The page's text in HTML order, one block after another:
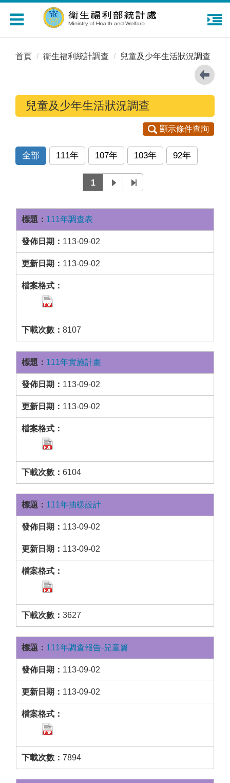
Toggle
navigation
首頁 衛生福利統計調查 兒童及少年生活狀況調查
兒童及少年生活狀況調查
顯示條件查詢
全部 111年 107年 103年 92年
1
111年調查表
113-09-02
113-09-02
8107
111年實施計畫
113-09-02
113-09-02
6104
111年抽樣設計
113-09-02
113-09-02
3627
111年調查報告-兒童篇
113-09-02
113-09-02
7894